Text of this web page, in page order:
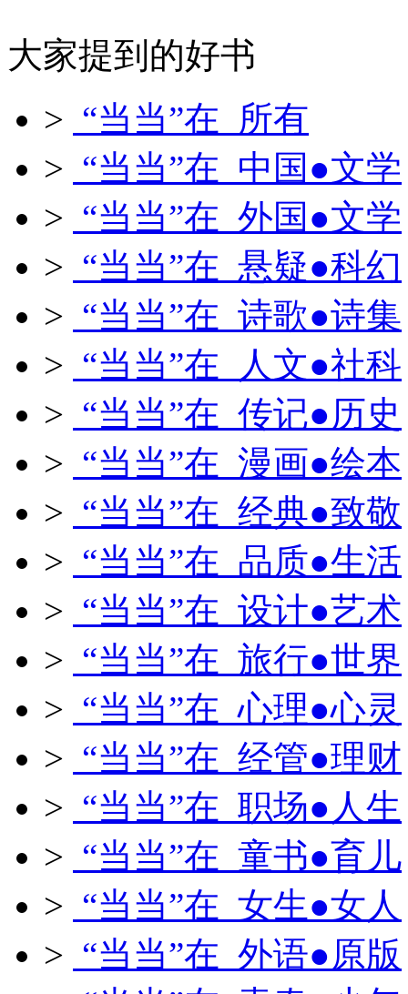
大家提到的好书
> “当当”在 所有
> “当当”在 中国●文学
> “当当”在 外国●文学
> “当当”在 悬疑●科幻
> “当当”在 诗歌●诗集
> “当当”在 人文●社科
> “当当”在 传记●历史
> “当当”在 漫画●绘本
> “当当”在 经典●致敬
> “当当”在 品质●生活
> “当当”在 设计●艺术
> “当当”在 旅行●世界
> “当当”在 心理●心灵
> “当当”在 经管●理财
> “当当”在 职场●人生
> “当当”在 童书●育儿
> “当当”在 女生●女人
> “当当”在 外语●原版